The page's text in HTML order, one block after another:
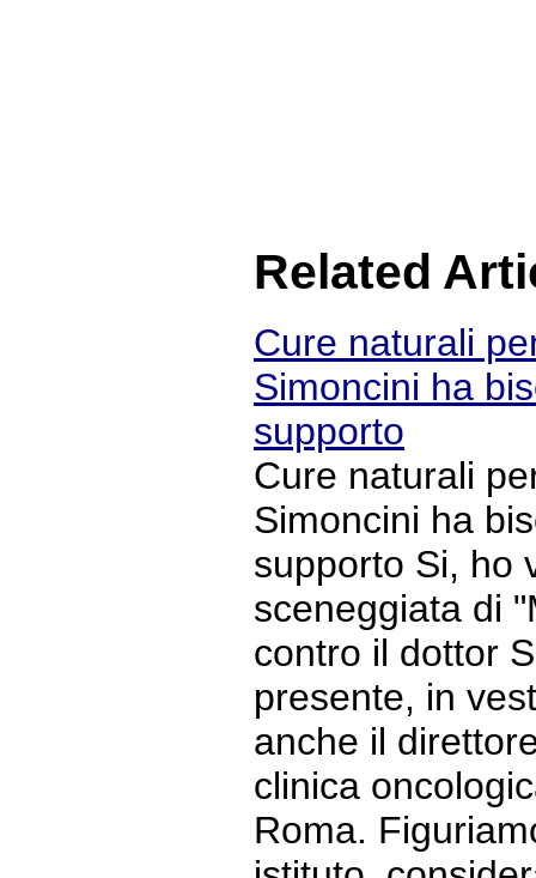
Related
Cure naturali
Simoncini ha
supporto
Cure naturali
Simoncini ha
supporto Si, ho
sceneggiata di
contro il dottor
presente, in
anche il
clinica
Roma.